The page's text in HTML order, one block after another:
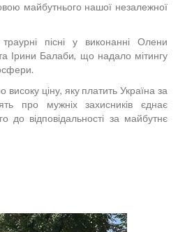
майбутнього нашої незалежної
пісні у виконанні Олени
Ірини Балаби, що надало мітингу
ціну, яку платить Україна за
про мужніх захисників єднає
до відповідальності за майбутнє